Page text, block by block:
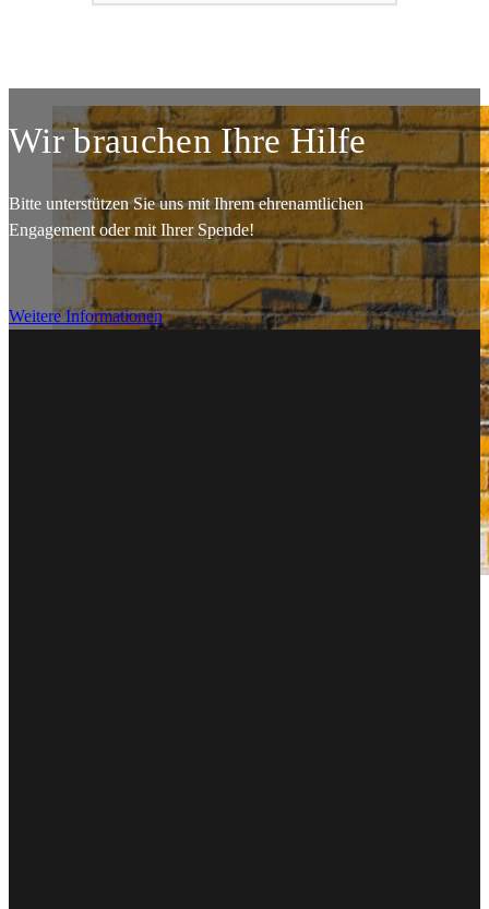
Wir brauchen Ihre Hilfe
Bitte unterstützen Sie uns mit Ihrem ehrenamtlichen
Engagement oder mit Ihrer Spende!
Weitere Informationen